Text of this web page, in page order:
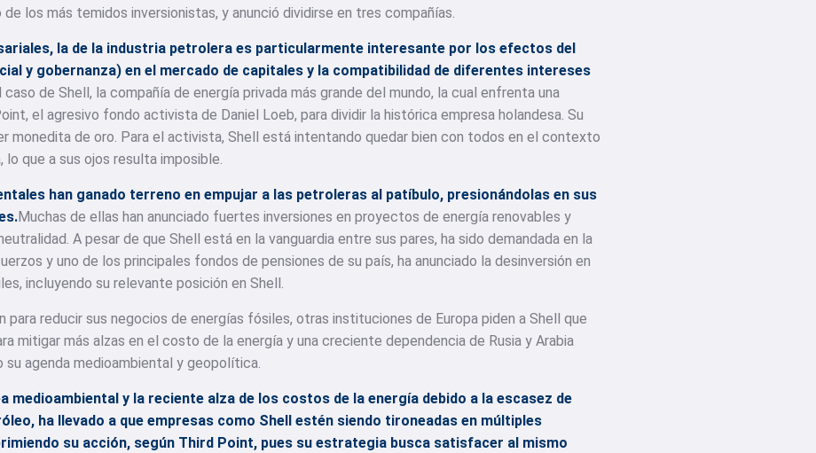
los más temidos inversionistas, y anunció dividirse en tres compañías.
la de la industria petrolera es particularmente interesante por los efectos del
y gobernanza) en el mercado de capitales y la compatibilidad de diferentes intereses
de Shell, la compañía de energía privada más grande del mundo, la cual enfrenta una
el agresivo fondo activista de Daniel Loeb, para dividir la histórica empresa holandesa. Su
monedita de oro. Para el activista, Shell está intentando quedar bien con todos en el contexto
que a sus ojos resulta imposible.
han ganado terreno en empujar a las petroleras al patíbulo, presionándolas en sus
Muchas de ellas han anunciado fuertes inversiones en proyectos de energía renovables y
A pesar de que Shell está en la vanguardia entre sus pares, ha sido demandada en la
y uno de los principales fondos de pensiones de su país, ha anunciado la desinversión en
incluyendo su relevante posición en Shell.
para reducir sus negocios de energías fósiles, otras instituciones de Europa piden a Shell que
mitigar más alzas en el costo de la energía y una creciente dependencia de Rusia y Arabia
su agenda medioambiental y geopolítica.
medioambiental y la reciente alza de los costos de la energía debido a la escasez de
ha llevado a que empresas como Shell estén siendo tironeadas en múltiples
su acción, según Third Point, pues su estrategia busca satisfacer al mismo